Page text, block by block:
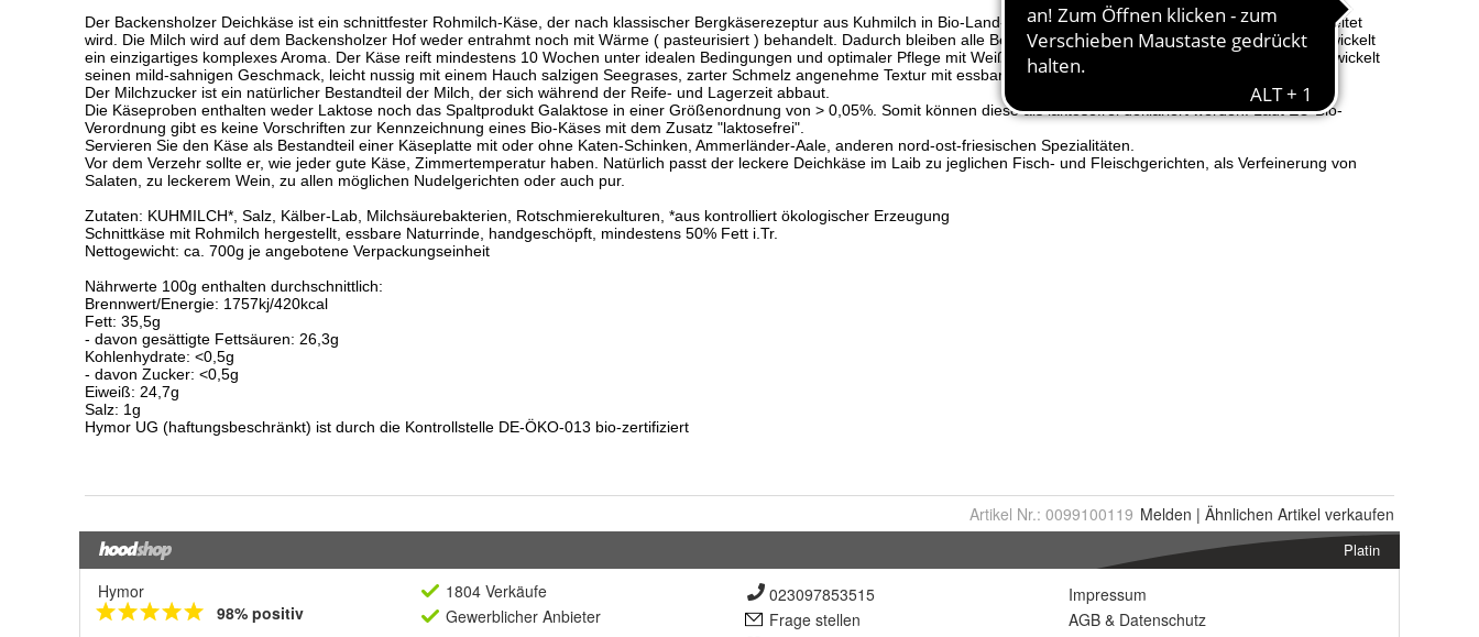
Artikel Nr.: 0099100119 Melden | Ähnlichen Artikel verkaufen
Platin
Hymor
98% positiv
1804 Verkäufe
Gewerblicher Anbieter
023097853515
Frage stellen
Impressum
AGB & Datenschutz